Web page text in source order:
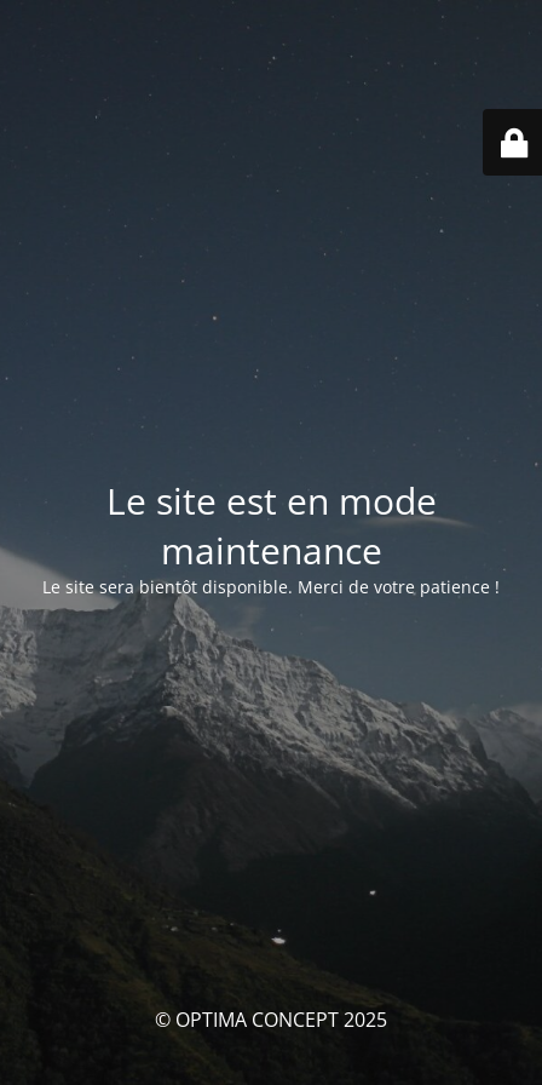
Le site est en mode
maintenance
Le site sera bientôt disponible. Merci de votre patience !
© OPTIMA CONCEPT 2025